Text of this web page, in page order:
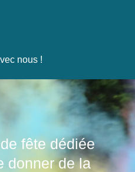
nous !
fête dédiée
donner de la